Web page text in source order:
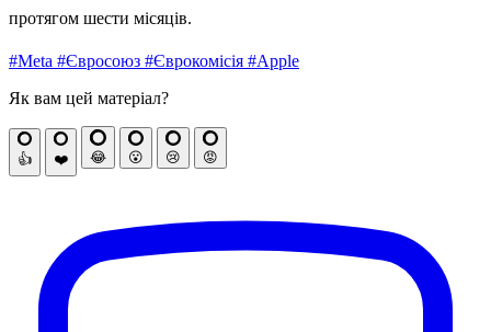
протягом шести місяців.
#Meta #Євросоюз #Єврокомісія #Apple
Як вам цей матеріал?
👍 ❤️ 😂 😮 😢 😡